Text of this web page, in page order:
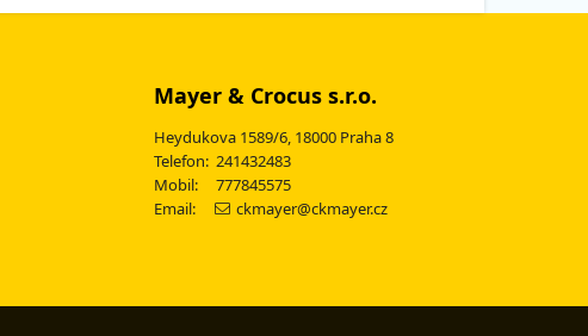
Mayer & Crocus s.r.o.
Heydukova 1589/6, 18000 Praha 8
Telefon: 241432483
Mobil: 777845575
Email:
ckmayer@ckmayer.cz